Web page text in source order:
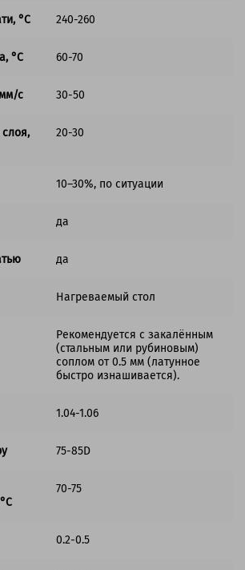
°C 240-260
°C 60-70
с 30-50
20-30
10–30%, по ситуации
да
да
Нагреваемый стол
Рекомендуется с закалённым
(стальным или рубиновым)
соплом от 0.5 мм (латунное
быстро изнашивается).
1.04-1.06
75-85D
70-75
0.2-0.5